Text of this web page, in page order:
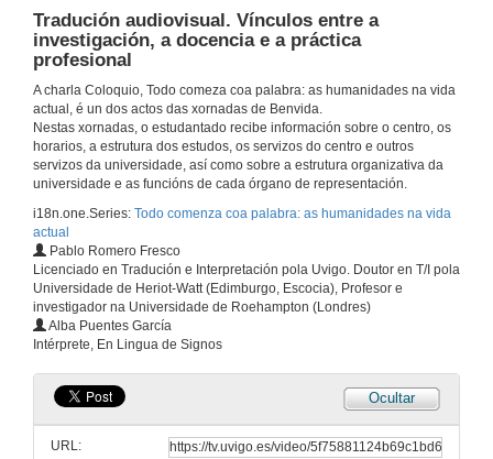
Tradución audiovisual. Vínculos entre a
investigación, a docencia e a práctica
profesional
A charla Coloquio, Todo comeza coa palabra: as humanidades na vida
actual, é un dos actos das xornadas de Benvida.
Nestas xornadas, o estudantado recibe información sobre o centro, os
horarios, a estrutura dos estudos, os servizos do centro e outros
servizos da universidade, así como sobre a estrutura organizativa da
universidade e as funcións de cada órgano de representación.
i18n.one.Series: Todo comenza coa palabra: as humanidades na vida
actual
Pablo Romero Fresco
Licenciado en Tradución e Interpretación pola Uvigo. Doutor en T/I pola
Universidade de Heriot-Watt (Edimburgo, Escocia), Profesor e
investigador na Universidade de Roehampton (Londres)
Alba Puentes García
Intérprete, En Lingua de Signos
Ocultar
URL:
21 de set. de 2020
Presentación dos compoñentes da Charla Coloquio
21 de set. de 2020
Valores das Humanidades para a sociedade de Hoxe
21 de set. de 2020